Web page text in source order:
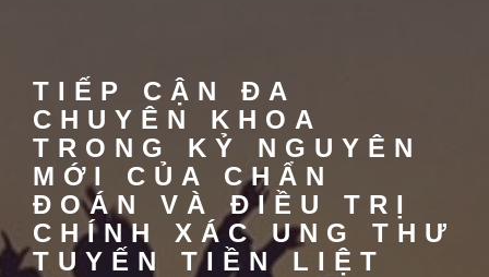
TIẾP CẬN ĐA
CHUYÊN KHOA
TRONG KỶ NGUYÊN
MỚI CỦA CHẨN
ĐOÁN VÀ ĐIỀU TRỊ
CHÍNH XÁC UNG THƯ
TUYẾN TIỀN LIỆT